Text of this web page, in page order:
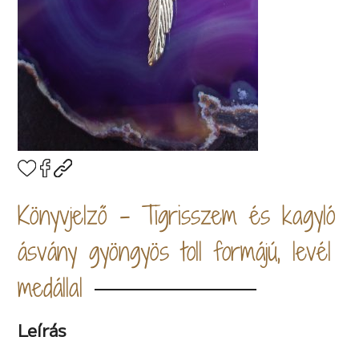
Könyvjelző - Tigrisszem és kagyló
ásvány gyöngyös toll formájú, levél
medállal
Leírás